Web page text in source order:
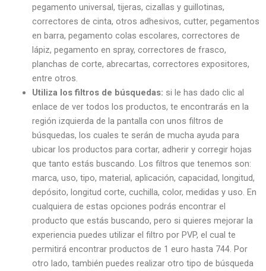
pegamento universal, tijeras, cizallas y guillotinas,
correctores de cinta, otros adhesivos, cutter, pegamentos
en barra, pegamento colas escolares, correctores de
lápiz, pegamento en spray, correctores de frasco,
planchas de corte, abrecartas, correctores expositores,
entre otros.
Utiliza los filtros de búsquedas: si le has dado clic al
enlace de ver todos los productos, te encontrarás en la
región izquierda de la pantalla con unos filtros de
búsquedas, los cuales te serán de mucha ayuda para
ubicar los productos para cortar, adherir y corregir hojas
que tanto estás buscando. Los filtros que tenemos son:
marca, uso, tipo, material, aplicación, capacidad, longitud,
depósito, longitud corte, cuchilla, color, medidas y uso. En
cualquiera de estas opciones podrás encontrar el
producto que estás buscando, pero si quieres mejorar la
experiencia puedes utilizar el filtro por PVP, el cual te
permitirá encontrar productos de 1 euro hasta 744. Por
otro lado, también puedes realizar otro tipo de búsqueda